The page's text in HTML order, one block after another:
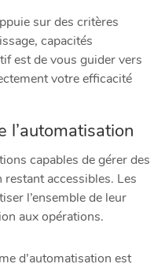
sur des critères
capacités
est de vous guider vers
votre efficacité
l’automatisation
capables de gérer des
accessibles. Les
l’ensemble de leur
aux opérations.
d’automatisation est